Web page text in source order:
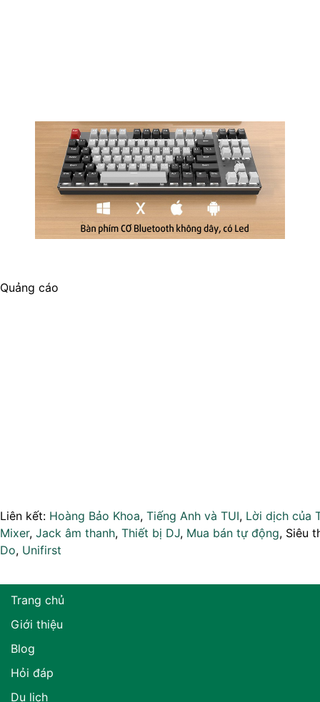
Quảng cáo
Liên kết: Hoàng Bảo Khoa, Tiếng Anh và TUI, Lời dịch của
Mixer, Jack âm thanh, Thiết bị DJ, Mua bán tự động, Siêu
Do, Unifirst
Trang chủ
Giới thiệu
Blog
Hỏi đáp
Du lịch